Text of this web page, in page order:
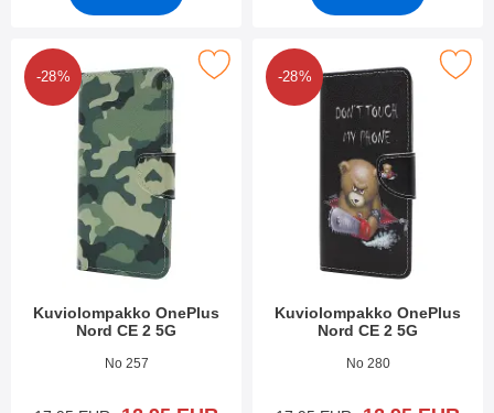
-28%
Kuviolompakko OnePlus
Nord CE 2 5G
Tuote.nro 43624
No 257
kuviolompakko OnePlus Nord CE 2 5G suosikiksi
-28%
Kuviolompakko OnePlus
Nord CE 2 5G
Tuote.nro 43611
No 280
Merkitse kuviolompakko OnePlus